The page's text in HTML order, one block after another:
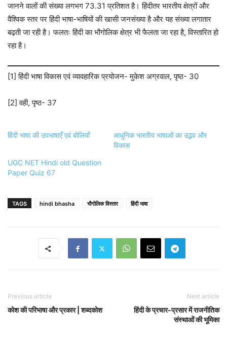
जानने वालों की संख्या लगभग 73.31 प्रतिशत है। हिंदीतर भारतीय क्षेत्रों और
वैश्विक स्तर पर हिंदी भाषा-भाषियों की खासी जनसंख्या है और यह संख्या लगातार
बढ़ती जा रही है। फलतः हिंदी का भौगोलिक क्षेत्र भी फैलता जा रहा है, विस्तारित हो
रहा है।
[1] हिंदी भाषा विकास एवं व्यावहारिक प्रयोजन- मुकेश अग्रवाल, पृष्ठ- 30
[2] वही, पृष्ठ- 37
हिंदी भाषा की उपभाषाएँ एवं बोलियाँ
आधुनिक भारतीय भाषाओं का उद्भव और
विकास
UGC NET Hindi old Question
Paper Quiz 67
TAGS hindi bhasha भौगोलिक विस्तार हिंदी भाषा
Previous article
कोश की परिभाषा और प्रकार | शब्दकोश
Next article
हिंदी के प्रचार-प्रसार में राजनीतिक
संस्थाओं की भूमिका